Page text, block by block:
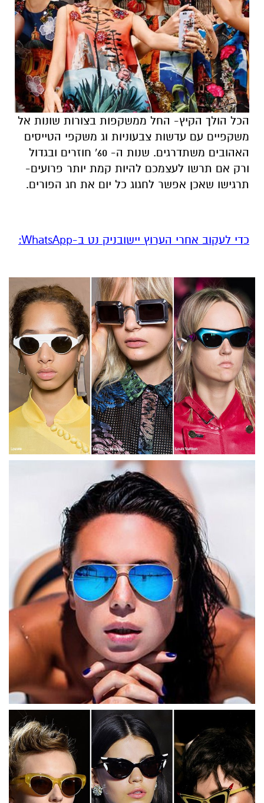
הכל הולך הקיץ- החל ממשקפות בצורות שונות אל
משקפיים עם עדשות צבעוניות וג משקפי הטייסים
האהובים משתדרגים. שנות ה- 60' חוזרים ובגדול
ורק אם תרשו לעצמכם להיות קמת יותר פרועים-
תרגישו שאכן אפשר לחגוג כל יום את חג הפורים.
‏כדי לעקוב אחרי הערוץ יישובניק נט ב-WhatsApp:‏‏‏